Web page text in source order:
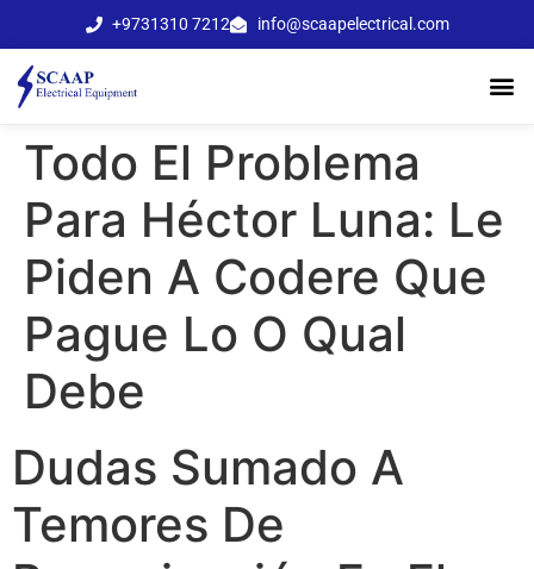
+9731310 7212 info@scaapelectrical.com
Todo El Problema
Para Héctor Luna: Le
Piden A Codere Que
Pague Lo O Qual
Debe
Dudas Sumado A
Temores De